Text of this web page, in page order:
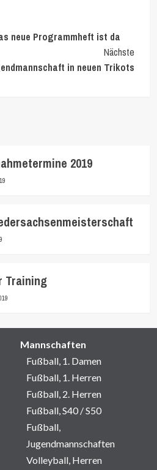
neue Programmheft ist da
Nächste
in neuen Trikots
2019
Training
Mannschaften
Fußball, 1. Damen
Fußball, 1. Herren
Fußball, 2. Herren
Fußball, S40 / S50
Fußball,
Jugendmannschaften
Volleyball, Herren